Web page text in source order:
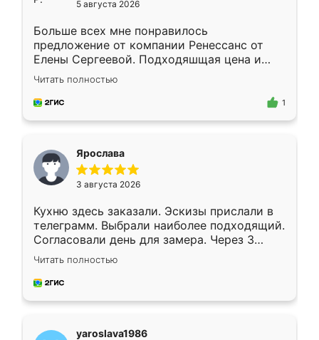
5 августа 2026
Больше всех мне понравилось
предложение от компании Ренессанс от
Елены Сергеевой. Подходяшщая цена и
короткие сроки изготовления. Приехавший
для замера сотрудник Владислав
предложил по моему эскизу самый
Читать полностью
1
Ярослава
3 августа 2026
Кухню здесь заказали. Эскизы прислали в
телеграмм. Выбрали наиболее подходящий.
Согласовали день для замера. Через 3
недели кухня была уже готова. Остались
довольны работой. Спасибо Ренессанс
мебель за качественную работу!
Читать полностью
yaroslava1986